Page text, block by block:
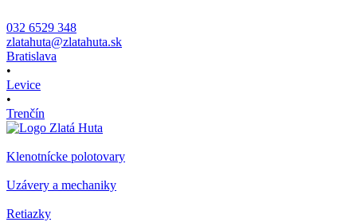
032 6529 348
zlatahuta@zlatahuta.sk
Bratislava
•
Levice
•
Trenčín
Klenotnícke polotovary
Uzávery a mechaniky
Retiazky